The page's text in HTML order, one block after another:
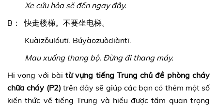
Xe cứu hỏa sẽ đến ngay đây.
B： 快走楼梯。不要坐电梯。
Kuàizǒulóutī. Búyàozuòdiàntī.
Mau xuống thang bộ. Đừng đi thang máy.
Hi vọng với bàitừ vựng tiếng Trung chủ đề phòng cháy
chữa cháy (P2) trên đây sẽ giúp các bạn có thêm một số
kiến thức về tiếng Trung và hiểu được tầm quan trọng